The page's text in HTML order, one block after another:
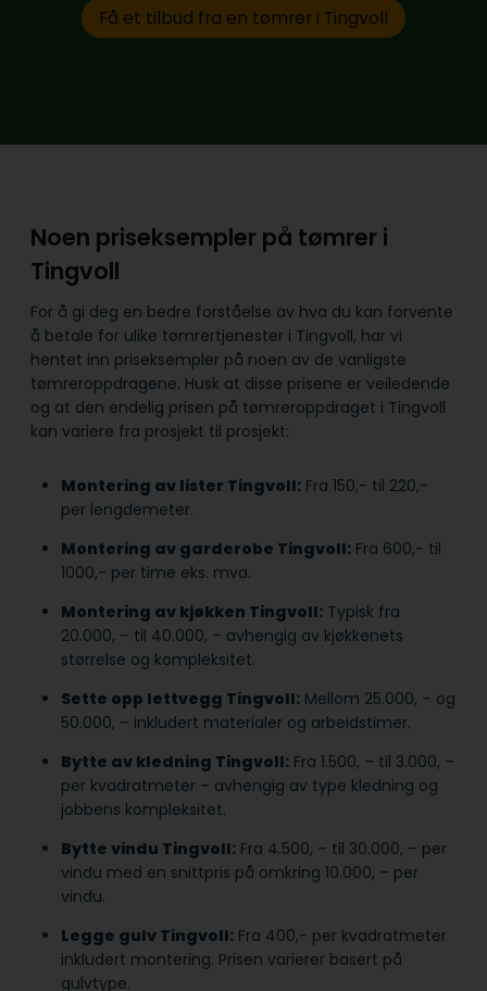
Få et tilbud fra en tømrer i Tingvoll
Noen priseksempler på tømrer i
Tingvoll
For å gi deg en bedre forståelse av hva du kan forvente
å betale for ulike tømrertjenester i Tingvoll, har vi
hentet inn priseksempler på noen av de vanligste
tømreroppdragene. Husk at disse prisene er veiledende
og at den endelig prisen på tømreroppdraget i Tingvoll
kan variere fra prosjekt til prosjekt:
Montering av lister Tingvoll: Fra 150,- til 220,-
per lengdemeter.
Montering av garderobe Tingvoll: Fra 600,- til
1000,- per time eks. mva.
Montering av kjøkken Tingvoll: Typisk fra
20.000, – til 40.000, – avhengig av kjøkkenets
størrelse og kompleksitet.
Sette opp lettvegg Tingvoll: Mellom 25.000, – og
50.000, – inkludert materialer og arbeidstimer.
Bytte av kledning Tingvoll: Fra 1.500, – til 3.000, –
per kvadratmeter – avhengig av type kledning og
jobbens kompleksitet.
Bytte vindu Tingvoll: Fra 4.500, – til 30.000, – per
vindu med en snittpris på omkring 10.000, – per
vindu.
Legge gulv Tingvoll: Fra 400,- per kvadratmeter
inkludert montering. Prisen varierer basert på
gulvtype.